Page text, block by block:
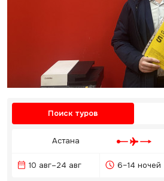
Поиск туров
Астана
10 авг–24 авг 6–14 ночей